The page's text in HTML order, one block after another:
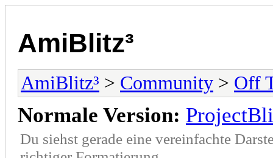
AmiBlitz³
AmiBlitz³ > Community > Off
Normale Version:
Du siehst gerade eine vereinfachte